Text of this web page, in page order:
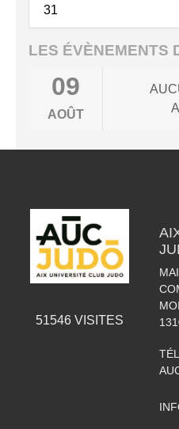
31
LES ÉVÈNEMENTS
09
AOÛT
51546VISITES